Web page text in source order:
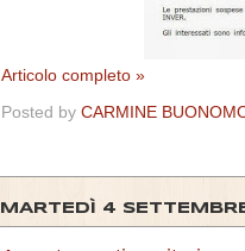
Articolo completo »
Posted by CARMINE
MARTEDÌ 4